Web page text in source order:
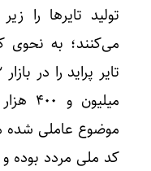
تولید تایرها را
می‌کنند؛ به نحوی
موضوع عاملی شده
کد ملی مردد بوده